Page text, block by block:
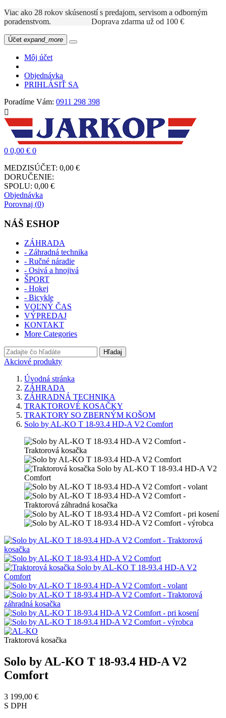
Viac ako 28 rokov skúseností s predajom, servisom a odborným
poradenstvom. Doprava zdarma už od 100 €
Účet expand_more
Môj účet
Objednávka
PRIHLÁSIŤ SA
Poradíme Vám: 0911 298 398

0 0,00 € 0
MEDZISÚČET: 0,00 €
DORUČENIE:
SPOLU: 0,00 €
Objednávka
Porovnaj (0)
NÁŠ ESHOP
ZÁHRADA
- Záhradná technika
- Ručné náradie
- Osivá a hnojivá
ŠPORT
- Hokej
- Bicykle
VOĽNÝ ČAS
VÝPREDAJ
KONTAKT
More Categories
Hľadaj
Akciové produkty
Úvodná stránka
ZÁHRADA
ZÁHRADNÁ TECHNIKA
TRAKTOROVÉ KOSAČKY
TRAKTORY SO ZBERNÝM KOŠOM
Solo by AL-KO T 18-93.4 HD-A V2 Comfort
Traktorová kosačka
Solo by AL-KO T 18-93.4 HD-A V2
Comfort
3 199,00 €
S DPH